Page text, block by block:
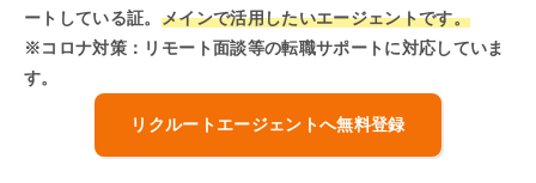
ートしている証。 メインで活用したいエージェントです。
※コロナ対策：リモート面談等の転職サポートに対応していま
す。
リクルートエージェントへ無料登録